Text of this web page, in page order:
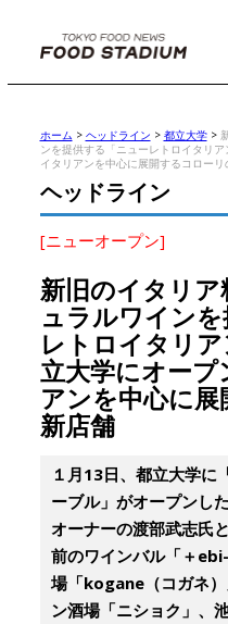
ホーム > ヘッドライン > 都立大学>
ンを提供する「ニューレトロイタリ
イタリアンを中心に展開するコローリ
ヘッドライン
[ニューオープン]
新旧のイタリ
ュラルワイン
レトロイタリ
立大学にオープ
アンを中心に
新店舗
１月13日、都立大学に
ーブル」がオープンし
オーナーの渡部武志氏
前のワインバル「＋
場「kogane（コガネ
ン酒場「ニショク」、